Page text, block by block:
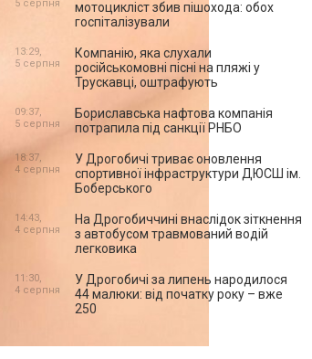
мотоцикліст збив пішохода: обох
госпіталізували
5 серпня
Компанію, яка слухали
російськомовні пісні на пляжі у
Трускавці, оштрафують
13:29,
5 серпня
Бориславська нафтова компанія
потрапила під санкції РНБО
09:37,
5 серпня
У Дрогобичі триває оновлення
спортивної інфраструктури ДЮСШ ім.
Боберського
18:37,
4 серпня
На Дрогобиччині внаслідок зіткнення
з автобусом травмований водій
легковика
14:43,
4 серпня
У Дрогобичі за липень народилося
44 малюки: від початку року – вже
250
11:30,
4 серпня